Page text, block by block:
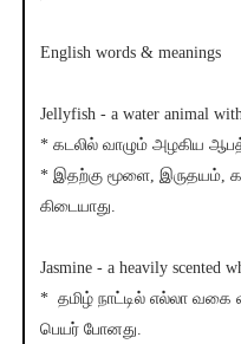
English words & meanings
Jellyfish - a water animal
* கடலில் வாழும் அழகிய
* இதற்கு மூளை, இருதயம்,
கிடையாது.
Jasmine - a heavily scented
* தமிழ் நாட்டில் எல்லா வகை
பெயர் போனது.